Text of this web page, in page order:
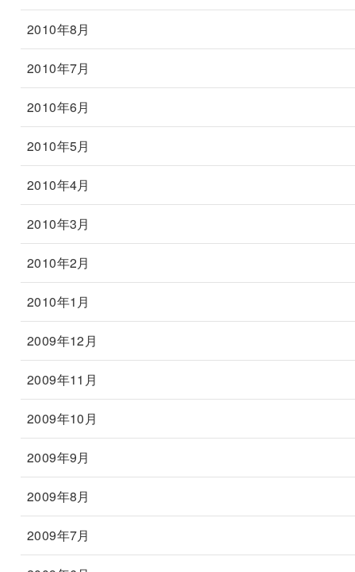
2010年8月
2010年7月
2010年6月
2010年5月
2010年4月
2010年3月
2010年2月
2010年1月
2009年12月
2009年11月
2009年10月
2009年9月
2009年8月
2009年7月